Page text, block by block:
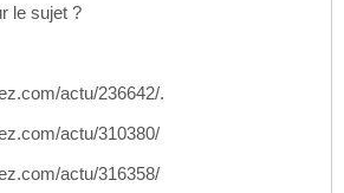
le sujet ?
actu/236642/.
actu/310380/
actu/316358/